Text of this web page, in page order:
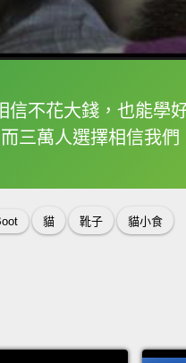
信不花大錢，也能學
而三萬人選擇相信我們
框選或點兩下字
貓 靴子 貓小食